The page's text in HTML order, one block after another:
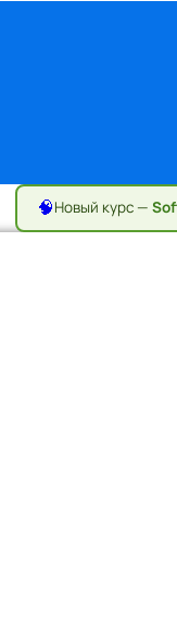
🧠Новый курс —